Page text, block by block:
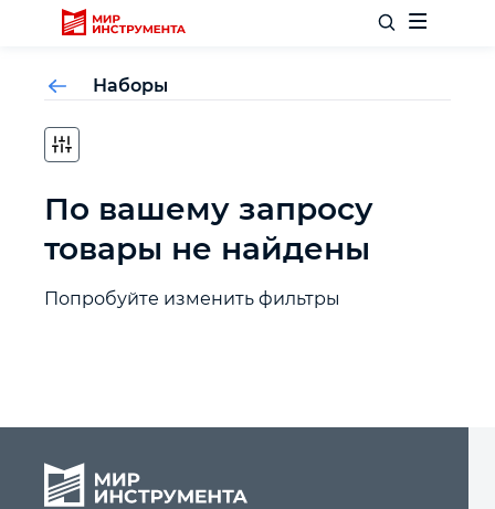
Отделочный инструмент
Слесарный инструмент
Столярный инструмент
Силовое оборудование
Наборы
По вашему запросу
товары не найдены
Попробуйте изменить фильтры